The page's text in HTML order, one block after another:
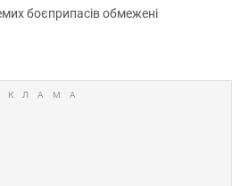
боєприпасів обмежені